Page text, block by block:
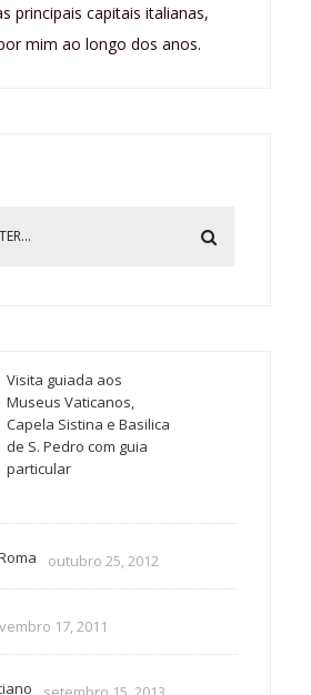
principais capitais italianas,
mim ao longo dos anos.
Visita guiada aos
Museus Vaticanos,
Capela Sistina e Basilica
de S. Pedro com guia
particular
outubro 25, 2012
17, 2011